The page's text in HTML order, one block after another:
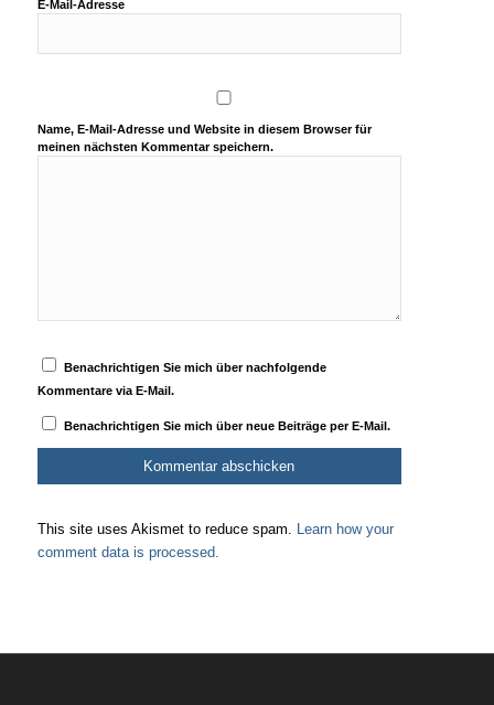
E-Mail-Adresse
Name, E-Mail-Adresse und Website in diesem Browser für
meinen nächsten Kommentar speichern.
Benachrichtigen Sie mich über nachfolgende
Kommentare via E-Mail.
Benachrichtigen Sie mich über neue Beiträge per E-Mail.
This site uses Akismet to reduce spam.
Learn how your
comment data is processed.